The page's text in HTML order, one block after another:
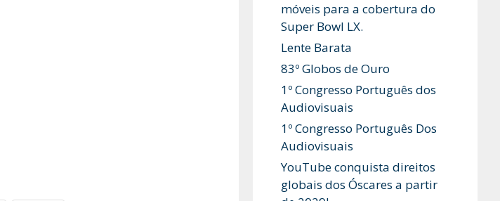
móveis para a cobertura do
Super Bowl LX.
Lente Barata
83º Globos de Ouro
1º Congresso Português dos
Audiovisuais
1º Congresso Português Dos
Audiovisuais
YouTube conquista direitos
globais dos Óscares a partir